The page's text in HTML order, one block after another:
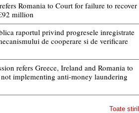
Romania to Court for failure to recover
million
raportul privind progresele inregistrate
de cooperare si de verificare
refers Greece, Ireland and Romania to
implementing anti-money laundering
Toate